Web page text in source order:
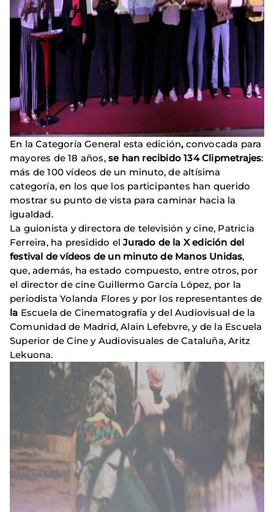
En la Categoría General esta edición, convocada para
mayores de 18 años,se han recibido 134 Clipmetrajes:
más de 100 vídeos de un minuto, de altísima
categoría, en los que los participantes han querido
mostrar su punto de vista para caminar hacia la
igualdad.
La guionista y directora de televisión y cine, Patricia
Ferreira, ha presidido elJurado de la X edición del
festival de vídeos de un minuto de Manos Unidas,
que, además, ha estado compuesto, entre otros, por
el director de cine Guillermo García López, por la
periodista Yolanda Flores y por los representantes de
la Escuela de Cinematografía y del Audiovisual de la
Comunidad de Madrid, Alain Lefebvre, y de la Escuela
Superior de Cine y Audiovisuales de Cataluña, Aritz
Lekuona.